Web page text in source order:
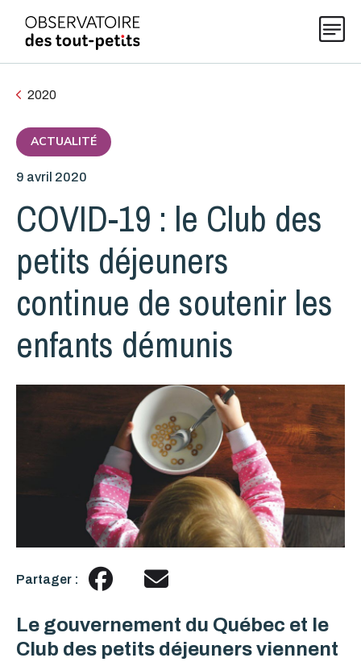
Thématiques
Explorer les données 0-5
Publications
Actualités
À propos
2020
ACTUALITÉ
9 avril 2020
COVID-19 : le Club des
petits déjeuners
continue de soutenir les
enfants démunis
Partager :
Le gouvernement du Québec et le
Club des petits déjeuners viennent